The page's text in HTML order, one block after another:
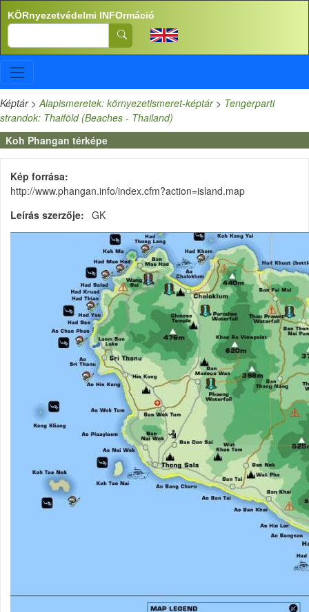
Ugrás a tartalomra
KÖRnyezetvédelmi INFOrmáció
Search
Képtár>Alapismeretek: környezetismeret-képtár> Tengerparti
strandok: Thaiföld (Beaches - Thailand)
Koh Phangan térképe
Kép forrása
http://www.phangan.info/index.cfm?action=island.map
Leírás szerzője
GK